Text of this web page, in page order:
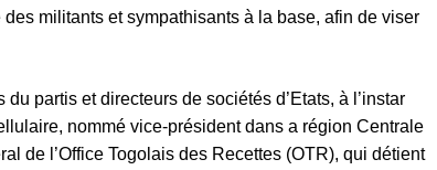
militants et sympathisants à la base, afin de viser
partis et directeurs de sociétés d’Etats, à l’instar
nommé vice-président dans a région Centrale
de l’Office Togolais des Recettes (OTR), qui détient